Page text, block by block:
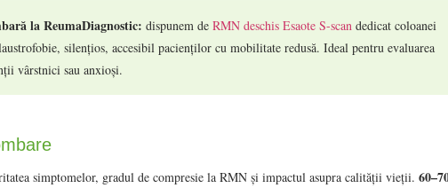
la ReumaDiagnostic: dispunem de RMN deschis Esaote S-scan dedicat coloanei
silențios, accesibil pacienților cu mobilitate redusă. Ideal pentru evaluarea
vârstnici sau anxioși.
simptomelor, gradul de compresie la RMN și impactul asupra calității vieții.